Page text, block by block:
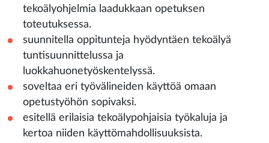
tekoälyohjelmia laadukkaan opetuksen
toteutuksessa.
suunnitella oppitunteja hyödyntäen tekoälyä
tuntisuunnittelussa ja
luokkahuonetyöskentelyssä.
soveltaa eri työvälineiden käyttöä omaan
opetustyöhön sopivaksi.
esitellä erilaisia tekoälypohjaisia työkaluja ja
kertoa niiden käyttömahdollisuuksista.